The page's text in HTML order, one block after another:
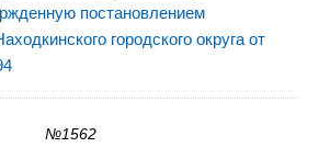
постановлением
городского округа от
№1562